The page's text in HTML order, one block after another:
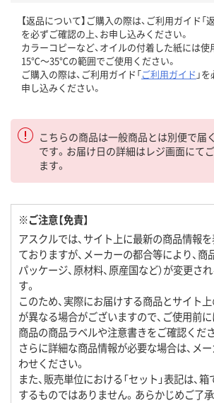
【返品について】ご購入の際は、ご利用ガイド「
を必ずご確認の上、お申し込みください。
カラーコピーなど、オイルの付着した紙には使
15℃～35℃の範囲でご使用ください。
ご購入の際は、ご利用ガイド「ご利用ガイド 」
申し込みください。
こちらの商品は一般商品とは別便で届
です。お届け日の詳細はレジ画面にて
ます。
※ご注意【免責】
アスクルでは、サイト上に最新の商品情報
ておりますが、メーカーの都合等により、商品
パッケージ、原材料、原産国など）が変更さ
す。
このため、実際にお届けする商品とサイト
が異なる場合がございますので、ご使用前
商品の商品ラベルや注意書きをご確認くださ
さらに詳細な商品情報が必要な場合は、メ
わせください。
また、販売単位における「セット」表記は、
するものではありません。あらかじめご了承